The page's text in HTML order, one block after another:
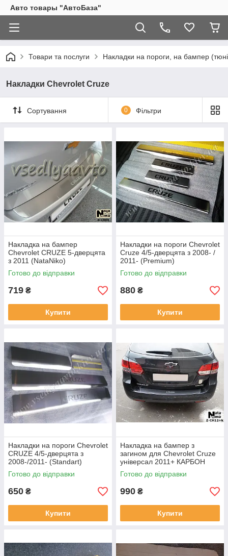
Авто товары "АвтоБаза"
Товари та послуги Накладки на пороги, на бампер
Накладки Chevrolet Cruze
Сортування 0 Фільтри
Накладка на бампер
Chevrolet CRUZE 5-дверцята
з 2011 (NataNiko)
Готово до відправки
719 ₴
Купити
Накладки на пороги Chevrolet
Cruze 4/5-дверцята з 2008- /
2011- (Premium)
Готово до відправки
880 ₴
Купити
Накладки на пороги Chevrolet
CRUZE 4/5-дверцята з
2008-/2011- (Standart)
Готово до відправки
650 ₴
Купити
Накладка на бампер з
загином для Chevrolet Cruze
універсал 2011+ КАРБОН
Готово до відправки
990 ₴
Купити